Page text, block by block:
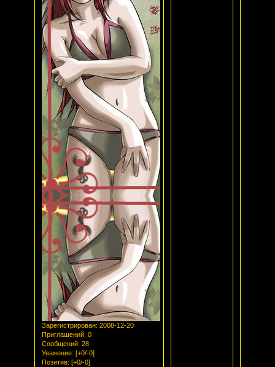
Зарегистрирован: 2008-12-20
Приглашений: 0
Сообщений: 28
Уважение: [+0/-0]
Позитив: [+0/-0]